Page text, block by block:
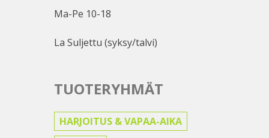
Ma-Pe 10-18
La Suljettu (syksy/talvi)
TUOTERYHMÄT
HARJOITUS & VAPAA-AIKA